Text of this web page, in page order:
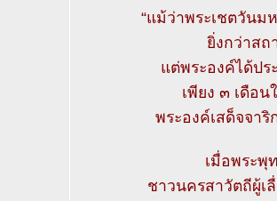
“แม้ว่าพระเชตวันม
ยิ่งกว่าสถ
แต่พระองค์ได้ป
เพียง ๓ เดือ
พระองค์เสด็จจา
เมื่อพระพุ
ชาวนครสาวัตถีผู้เ